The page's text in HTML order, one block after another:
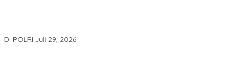
Di POLRI|Juli 29, 2026